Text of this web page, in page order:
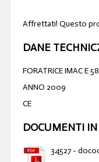
Affrettati! Questo
DANE
FORATRICE IMAC E
ANNO 2009
CE
DOCUMENTI IN
34527 -